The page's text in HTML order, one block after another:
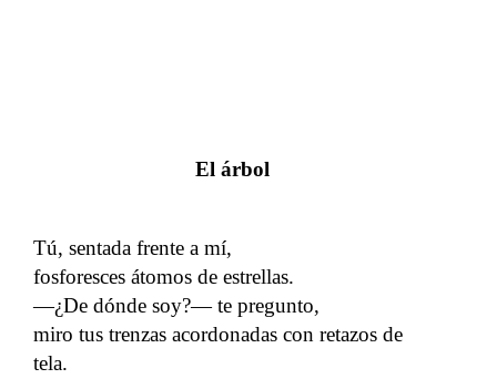
El árbol
Tú, sentada frente a mí,
fosforesces átomos de estrellas.
―¿De dónde soy?― te pregunto,
miro tus trenzas acordonadas con retazos de
tela.